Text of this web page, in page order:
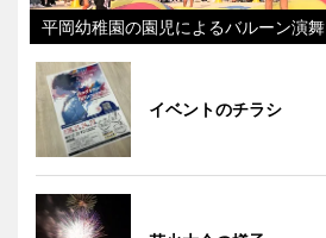
平岡幼稚園の園児によるバルーン演舞
イベントのチラシ